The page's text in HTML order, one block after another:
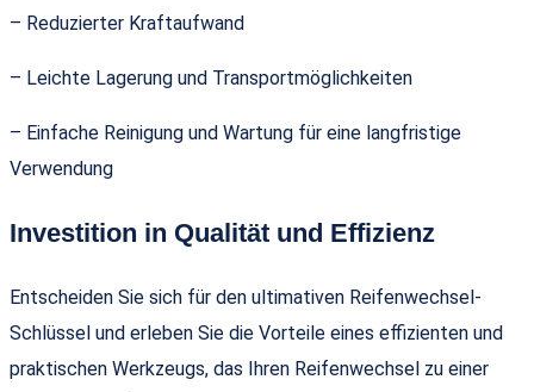
– Reduzierter Kraftaufwand
– Leichte Lagerung und Transportmöglichkeiten
– Einfache Reinigung und Wartung für eine langfristige
Verwendung
Investition in Qualität und Effizienz
Entscheiden Sie sich für den ultimativen Reifenwechsel-
Schlüssel und erleben Sie die Vorteile eines effizienten und
praktischen Werkzeugs, das Ihren Reifenwechsel zu einer